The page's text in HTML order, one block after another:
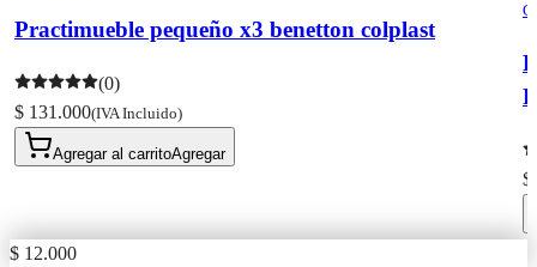
Practimueble pequeño x3 benetton colplast
(0)
$ 131.000(IVA Incluido)
Agregar al carritoAgregar
$
$ 12.000